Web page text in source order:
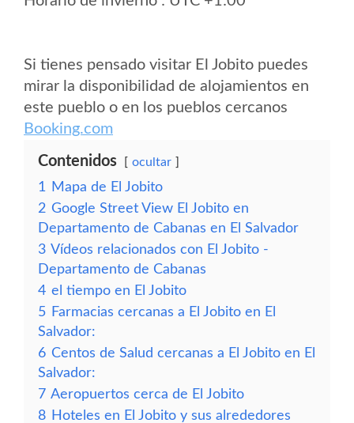
Si tienes pensado visitar El Jobito puedes
mirar la disponibilidad de alojamientos en
este pueblo o en los pueblos cercanos
Booking.com
Contenidos ocultar
1
Mapa de El Jobito
2 Google Street View El Jobito en
Departamento de Cabanas en El Salvador
3 Vídeos relacionados con El Jobito -
Departamento de Cabanas
4 el tiempo en El Jobito
5 Farmacias cercanas a El Jobito en El
Salvador:
6 Centos de Salud cercanas a El Jobito en El
Salvador:
7 Aeropuertos cerca de El Jobito
8 Hoteles en El Jobito y sus alrededores